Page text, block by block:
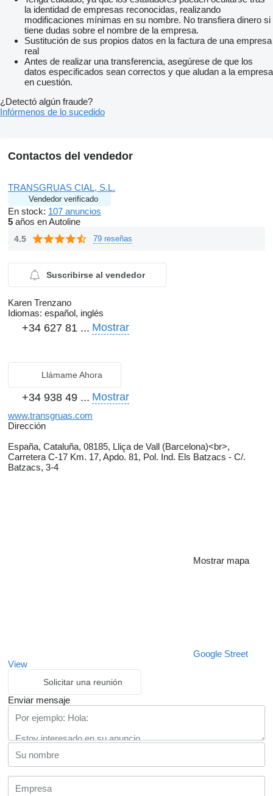
la identidad de empresas reconocidas, realizando
modificaciones mínimas en su nombre. No transfiera dinero si
tiene dudas sobre el nombre de la empresa.
Sustitución de sus propios datos en la factura de una empresa
real
Antes de realizar una transferencia, asegúrese de que los
datos especificados sean correctos y que aludan a la empresa
en cuestión.
¿Detectó algún fraude?
Infórmenos de lo sucedido
Contactos del vendedor
TRANSGRUAS CIAL, S.L.
Vendedor verificado
En stock: 107 anuncios
5 años en Autoline
4.5 79 reseñas
Suscribirse al vendedor
Karen Trenzano
Idiomas: español, inglés
+34 627 81 ... Mostrar
Llámame Ahora
+34 938 49 ... Mostrar
www.transgruas.com
Dirección
España, Cataluña, 08185, Lliça de Vall (Barcelona)<br>,
Carretera C-17 Km. 17, Apdo. 81, Pol. Ind. Els Batzacs - C/.
Batzacs, 3-4
Mostrar mapa
Google Street
View
Solicitar una reunión
Enviar mensaje